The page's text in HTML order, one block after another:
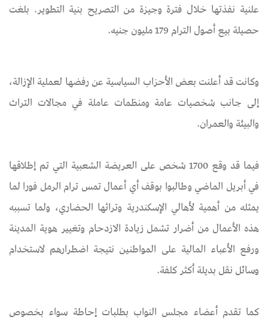
علنية نفذتها خلال فترة وجيزة من التصريح بنية التطوير. بلغت
حصيلة بيع أصول الترام 179 مليون جنيه.
وكانت قد أعلنت بعض الأحزاب السياسية عن رفضها لعملية الإزالة،
إلى جانب شخصيات عامة ومنظمات عاملة في مجالات التراث
والبيئة والعمران.
فيما قد وقع 1700 شخص على العريضة الشعبية التي تم إطلاقها
في أبريل الماضي وطالبوا بوقف أي أعمال تمس ترام الرمل فورا لما
يمثله من أهمية لأهالي الإسكندرية وتراثها الحضاري، ولما تسببه
هذه الأعمال من أضرار تشمل زيادة الازدحام وتغيير هوية المدينة
ورفع الأعباء المالية على المواطنين نتيجة اضطرارهم لاستخدام
وسائل نقل بديلة أكثر كلفة.
كما تقدم أعضاء مجلس النواب بطلبات إحاطة سواء بخصوص